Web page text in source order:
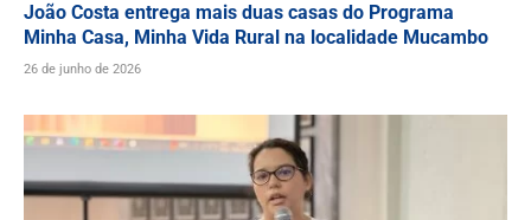
João Costa entrega mais duas casas do Programa
Minha Casa, Minha Vida Rural na localidade Mucambo
26 de junho de 2026